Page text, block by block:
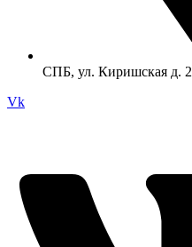
СПБ, ул. Киришская д. 2
Vk